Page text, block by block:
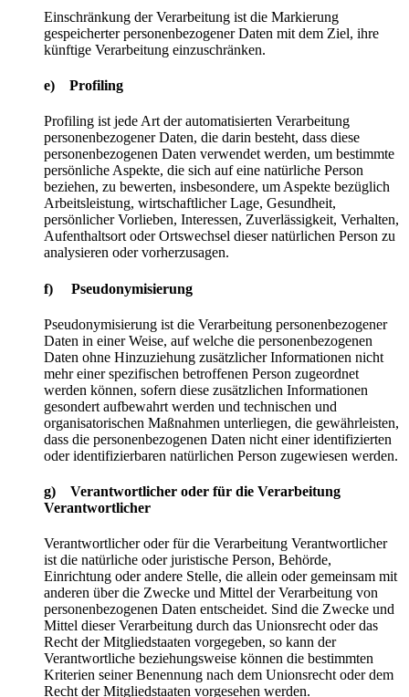
Einschränkung der Verarbeitung ist die Markierung
gespeicherter personenbezogener Daten mit dem Ziel, ihre
künftige Verarbeitung einzuschränken.
e) Profiling
Profiling ist jede Art der automatisierten Verarbeitung
personenbezogener Daten, die darin besteht, dass diese
personenbezogenen Daten verwendet werden, um bestimmte
persönliche Aspekte, die sich auf eine natürliche Person
beziehen, zu bewerten, insbesondere, um Aspekte bezüglich
Arbeitsleistung, wirtschaftlicher Lage, Gesundheit,
persönlicher Vorlieben, Interessen, Zuverlässigkeit, Verhalten,
Aufenthaltsort oder Ortswechsel dieser natürlichen Person zu
analysieren oder vorherzusagen.
f) Pseudonymisierung
Pseudonymisierung ist die Verarbeitung personenbezogener
Daten in einer Weise, auf welche die personenbezogenen
Daten ohne Hinzuziehung zusätzlicher Informationen nicht
mehr einer spezifischen betroffenen Person zugeordnet
werden können, sofern diese zusätzlichen Informationen
gesondert aufbewahrt werden und technischen und
organisatorischen Maßnahmen unterliegen, die gewährleisten,
dass die personenbezogenen Daten nicht einer identifizierten
oder identifizierbaren natürlichen Person zugewiesen werden.
g) Verantwortlicher oder für die Verarbeitung
Verantwortlicher
Verantwortlicher oder für die Verarbeitung Verantwortlicher
ist die natürliche oder juristische Person, Behörde,
Einrichtung oder andere Stelle, die allein oder gemeinsam mit
anderen über die Zwecke und Mittel der Verarbeitung von
personenbezogenen Daten entscheidet. Sind die Zwecke und
Mittel dieser Verarbeitung durch das Unionsrecht oder das
Recht der Mitgliedstaaten vorgegeben, so kann der
Verantwortliche beziehungsweise können die bestimmten
Kriterien seiner Benennung nach dem Unionsrecht oder dem
Recht der Mitgliedstaaten vorgesehen werden.